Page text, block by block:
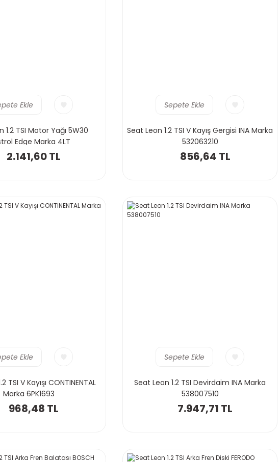
Ekle
1.2 TSI Motor Yağı 5W30
Edge Marka 4LT
2.141,60 TL
Sepete Ekle
Seat Leon 1.2 TSI V Kayış Gergisi INA Marka
532063210
856,64 TL
Ekle
TSI V Kayışı CONTINENTAL
Marka 6PK1693
968,48 TL
Sepete Ekle
Seat Leon 1.2 TSI Devirdaim INA Marka
538007510
7.947,71 TL